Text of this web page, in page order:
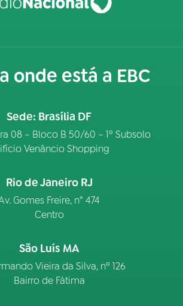
onde está a EBC
Sede: Brasília DF
08 – Bloco B 50/60 – 1º Subsolo
Venâncio Shopping
Rio de Janeiro RJ
Gomes Freire, n° 474
Centro
São Luís MA
Vieira da Silva, nº 126
Bairro de Fátima